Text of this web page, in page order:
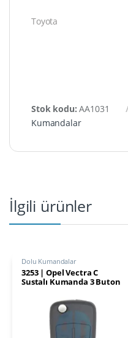
Toyota
Stok kodu:AA1031
Kumandalar
İlgili ürünler
Dolu Kumandalar
3253 | Opel Vectra C
Sustalı Kumanda 3 Buton